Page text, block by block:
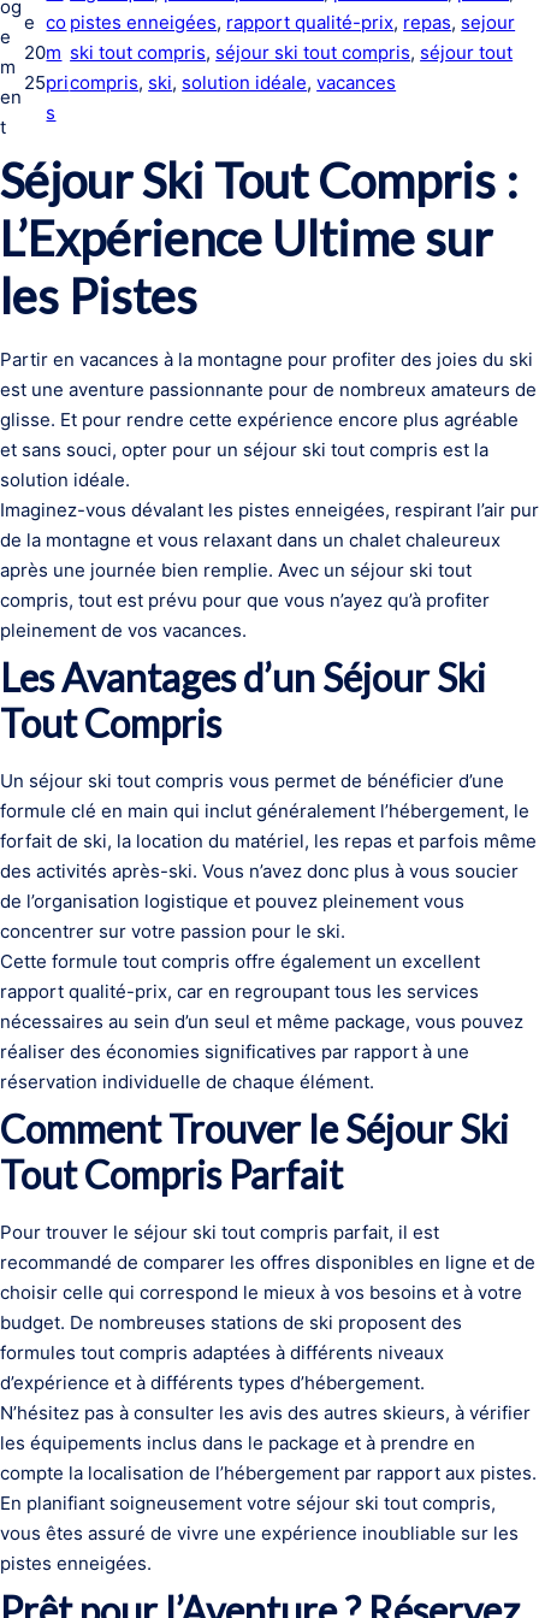
og
e
m
en
t
e
20
25
co
m
pri
s
pistes enneigées, rapport qualité-prix, repas, sejour
ski tout compris, séjour ski tout compris, séjour tout
compris, ski, solution idéale, vacances
Séjour Ski Tout Compris :
L’Expérience Ultime sur
les Pistes
Partir en vacances à la montagne pour profiter des joies du ski
est une aventure passionnante pour de nombreux amateurs de
glisse. Et pour rendre cette expérience encore plus agréable
et sans souci, opter pour un séjour ski tout compris est la
solution idéale.
Imaginez-vous dévalant les pistes enneigées, respirant l’air pur
de la montagne et vous relaxant dans un chalet chaleureux
après une journée bien remplie. Avec un séjour ski tout
compris, tout est prévu pour que vous n’ayez qu’à profiter
pleinement de vos vacances.
Les Avantages d’un Séjour Ski
Tout Compris
Un séjour ski tout compris vous permet de bénéficier d’une
formule clé en main qui inclut généralement l’hébergement, le
forfait de ski, la location du matériel, les repas et parfois même
des activités après-ski. Vous n’avez donc plus à vous soucier
de l’organisation logistique et pouvez pleinement vous
concentrer sur votre passion pour le ski.
Cette formule tout compris offre également un excellent
rapport qualité-prix, car en regroupant tous les services
nécessaires au sein d’un seul et même package, vous pouvez
réaliser des économies significatives par rapport à une
réservation individuelle de chaque élément.
Comment Trouver le Séjour Ski
Tout Compris Parfait
Pour trouver le séjour ski tout compris parfait, il est
recommandé de comparer les offres disponibles en ligne et de
choisir celle qui correspond le mieux à vos besoins et à votre
budget. De nombreuses stations de ski proposent des
formules tout compris adaptées à différents niveaux
d’expérience et à différents types d’hébergement.
N’hésitez pas à consulter les avis des autres skieurs, à vérifier
les équipements inclus dans le package et à prendre en
compte la localisation de l’hébergement par rapport aux pistes.
En planifiant soigneusement votre séjour ski tout compris,
vous êtes assuré de vivre une expérience inoubliable sur les
pistes enneigées.